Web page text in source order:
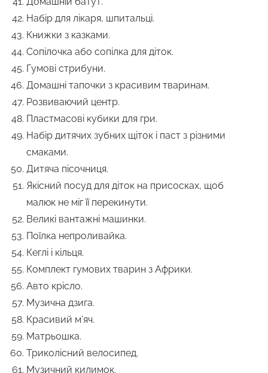
Набір для лікаря, шпитальці.
Книжки з казками.
Сопілочка або сопілка для діток.
Гумові стрибуни.
Домашні тапочки з красивим тваринам.
Розвиваючий центр.
Пластмасові кубики для гри.
Набір дитячих зубних щіток і паст з різними
смаками.
Дитяча пісочниця.
Якісний посуд для діток на присосках, щоб
малюк не міг її перекинути.
Великі вантажні машинки.
Поїлка непроливайка.
Кеглі і кільця.
Комплект гумових тварин з Африки.
Авто крісло.
Музична дзига.
Красивий м’яч.
Матрьошка.
Триколісний велосипед.
Музичний килимок.